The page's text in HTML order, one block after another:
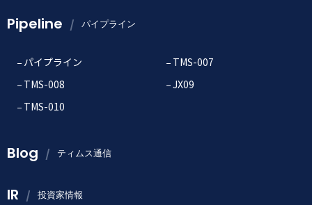
Pipeline パイプライン
パイプライン
TMS-007
TMS-008
JX09
TMS-010
Blog ティムス通信
IR 投資家情報